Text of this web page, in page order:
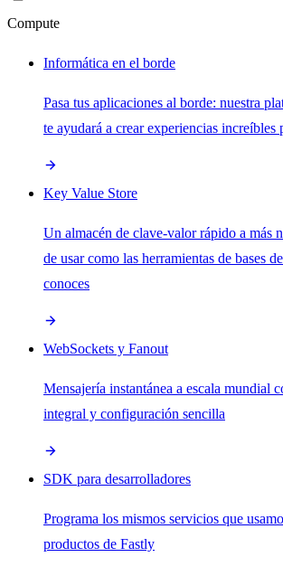
Compute
Informática en el borde
Pasa tus aplicaciones al borde: nuestra
te ayudará a crear experiencias increíbles
Key Value Store
Un almacén de clave-valor rápido a más
de usar como las herramientas de bases
conoces
WebSockets y Fanout
Mensajería instantánea a escala mundial
integral y configuración sencilla
SDK para desarrolladores
Programa los mismos servicios que
productos de Fastly